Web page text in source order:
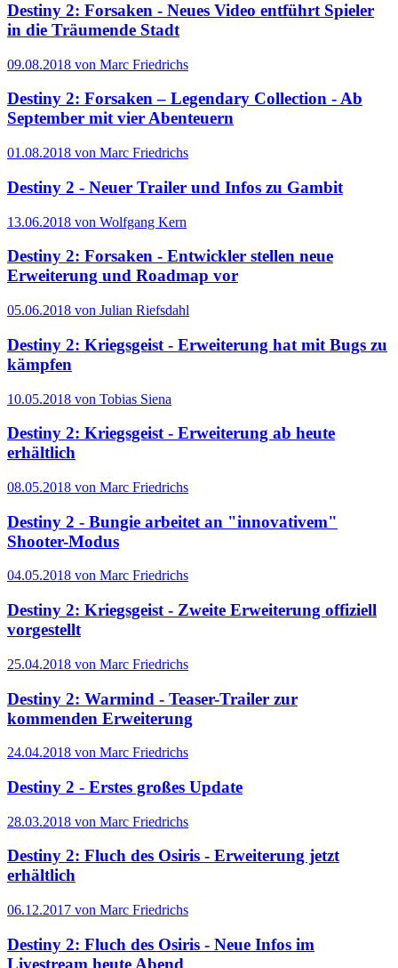
Destiny 2: Forsaken - Neues Video entführt Spieler
in die Träumende Stadt
09.08.2018 von Marc Friedrichs
Destiny 2: Forsaken – Legendary Collection - Ab
September mit vier Abenteuern
01.08.2018 von Marc Friedrichs
Destiny 2 - Neuer Trailer und Infos zu Gambit
13.06.2018 von Wolfgang Kern
Destiny 2: Forsaken - Entwickler stellen neue
Erweiterung und Roadmap vor
05.06.2018 von Julian Riefsdahl
Destiny 2: Kriegsgeist - Erweiterung hat mit Bugs zu
kämpfen
10.05.2018 von Tobias Siena
Destiny 2: Kriegsgeist - Erweiterung ab heute
erhältlich
08.05.2018 von Marc Friedrichs
Destiny 2 - Bungie arbeitet an "innovativem"
Shooter-Modus
04.05.2018 von Marc Friedrichs
Destiny 2: Kriegsgeist - Zweite Erweiterung offiziell
vorgestellt
25.04.2018 von Marc Friedrichs
Destiny 2: Warmind - Teaser-Trailer zur
kommenden Erweiterung
24.04.2018 von Marc Friedrichs
Destiny 2 - Erstes großes Update
28.03.2018 von Marc Friedrichs
Destiny 2: Fluch des Osiris - Erweiterung jetzt
erhältlich
06.12.2017 von Marc Friedrichs
Destiny 2: Fluch des Osiris - Neue Infos im
Livestream heute Abend